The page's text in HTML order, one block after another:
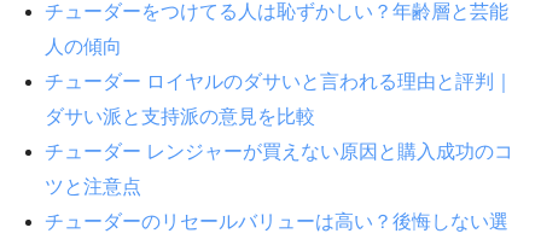
チューダーをつけてる人は恥ずかしい？年齢層と芸能
人の傾向
チューダー ロイヤルのダサいと言われる理由と評判｜
ダサい派と支持派の意見を比較
チューダー レンジャーが買えない原因と購入成功のコ
ツと注意点
チューダーのリセールバリューは高い？後悔しない選